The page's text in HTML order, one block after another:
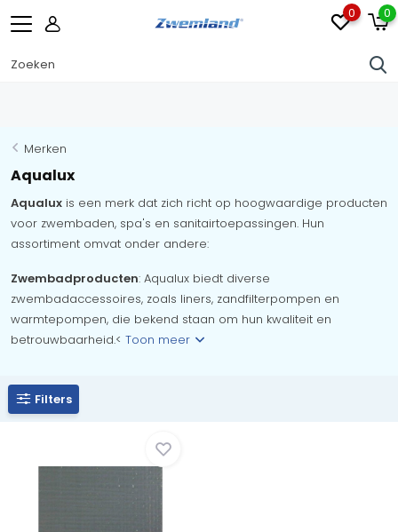
0 0
Merken
Aqualux
Aqualux is een merk dat zich richt op hoogwaardige producten
voor zwembaden, spa's en sanitairtoepassingen. Hun
assortiment omvat onder andere:
Zwembadproducten: Aqualux biedt diverse
zwembadaccessoires, zoals liners, zandfilterpompen en
warmtepompen, die bekend staan om hun kwaliteit en
betrouwbaarheid.< Toon meer
Filters